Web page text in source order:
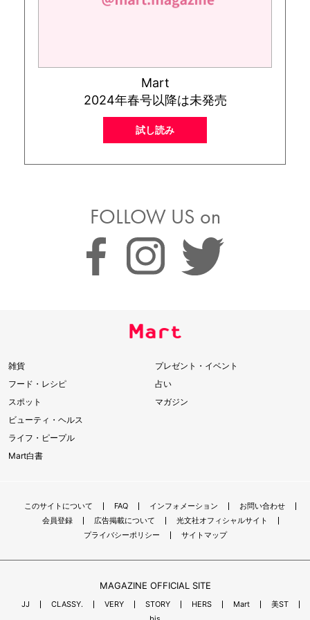
Mart
2024年春号以降は未発売
試し読み
FOLLOW US on
雑貨
フード・レシピ
スポット
ビューティ・ヘルス
ライフ・ピープル
Mart白書
プレゼント・イベント
占い
マガジン
このサイトについて FAQ インフォメーション
お問い合わせ
会員登録
広告掲載について
光文社オフィシャルサイト
プライバシーポリシー
サイトマップ
MAGAZINE OFFICIAL SITE
JJ CLASSY. VERY STORY HERS Mart
美ST